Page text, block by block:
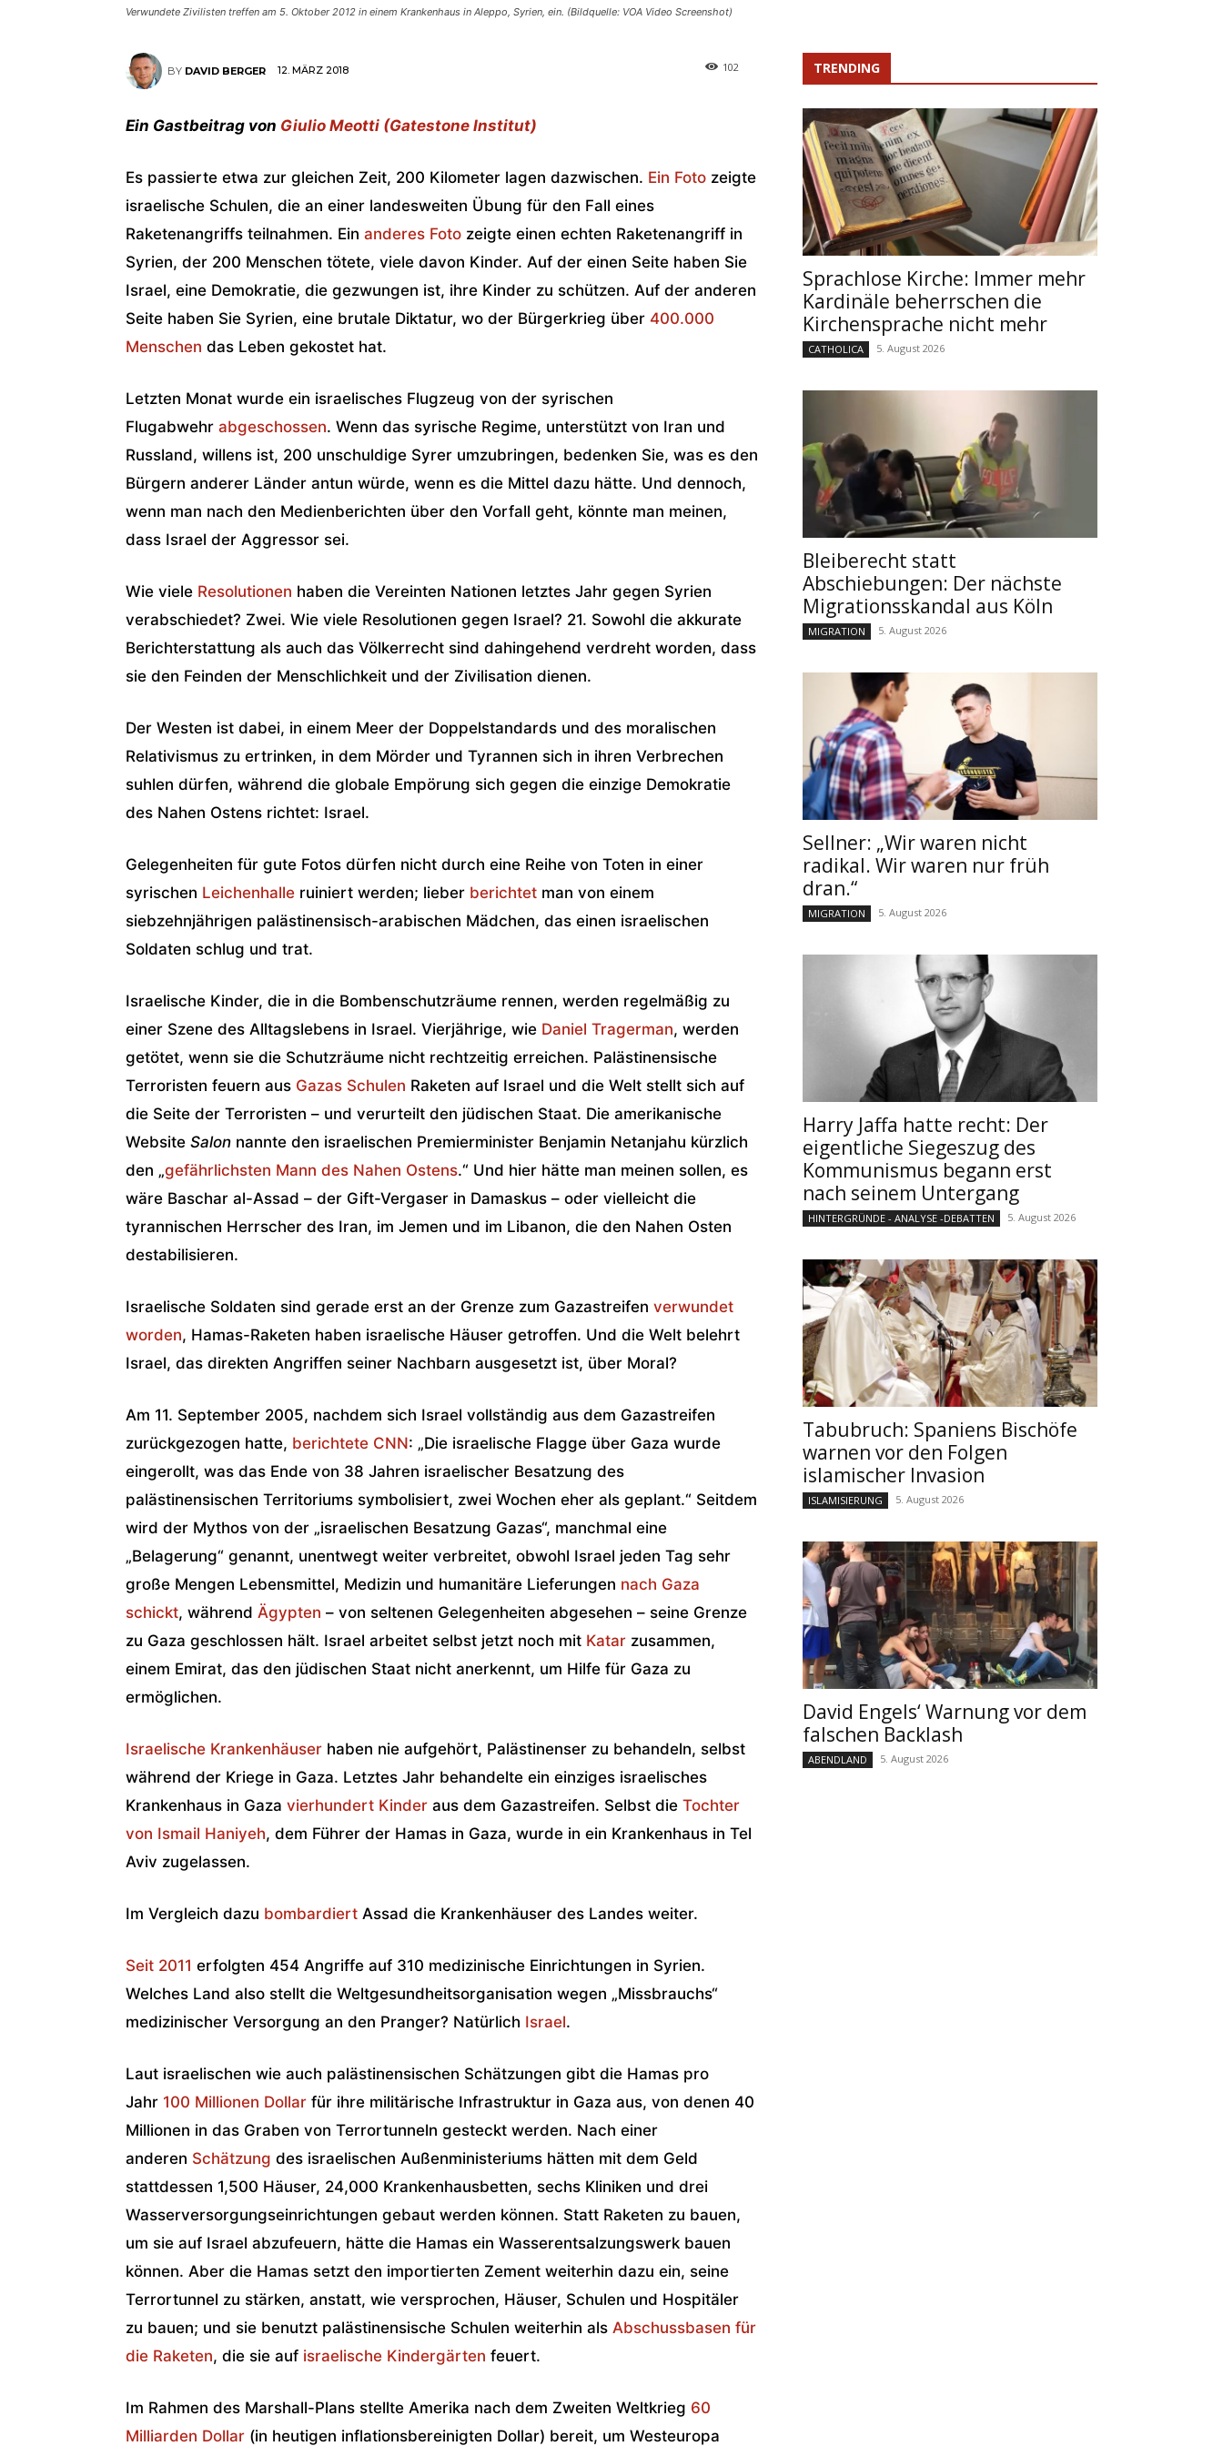
Verwundete Zivilisten treffen am 5. Oktober 2012 in einem Krankenhaus in Aleppo, Syrien, ein. (Bildquelle: VOA Video Screenshot)
BY DAVID BERGER 12. MÄRZ 2018 102
Ein Gastbeitrag von Giulio Meotti (Gatestone Institut)
Es passierte etwa zur gleichen Zeit, 200 Kilometer lagen dazwischen. Ein Foto zeigte
israelische Schulen, die an einer landesweiten Übung für den Fall eines
Raketenangriffs teilnahmen. Ein anderes Foto zeigte einen echten Raketenangriff in
Syrien, der 200 Menschen tötete, viele davon Kinder. Auf der einen Seite haben Sie
Israel, eine Demokratie, die gezwungen ist, ihre Kinder zu schützen. Auf der anderen
Seite haben Sie Syrien, eine brutale Diktatur, wo der Bürgerkrieg über 400.000
Menschen das Leben gekostet hat.
Letzten Monat wurde ein israelisches Flugzeug von der syrischen
Flugabwehr abgeschossen. Wenn das syrische Regime, unterstützt von Iran und
Russland, willens ist, 200 unschuldige Syrer umzubringen, bedenken Sie, was es den
Bürgern anderer Länder antun würde, wenn es die Mittel dazu hätte. Und dennoch,
wenn man nach den Medienberichten über den Vorfall geht, könnte man meinen,
dass Israel der Aggressor sei.
Wie viele Resolutionen haben die Vereinten Nationen letztes Jahr gegen Syrien
verabschiedet? Zwei. Wie viele Resolutionen gegen Israel? 21. Sowohl die akkurate
Berichterstattung als auch das Völkerrecht sind dahingehend verdreht worden, dass
sie den Feinden der Menschlichkeit und der Zivilisation dienen.
Der Westen ist dabei, in einem Meer der Doppelstandards und des moralischen
Relativismus zu ertrinken, in dem Mörder und Tyrannen sich in ihren Verbrechen
suhlen dürfen, während die globale Empörung sich gegen die einzige Demokratie
des Nahen Ostens richtet: Israel.
Gelegenheiten für gute Fotos dürfen nicht durch eine Reihe von Toten in einer
syrischen Leichenhalle ruiniert werden; lieber berichtet man von einem
siebzehnjährigen palästinensisch-arabischen Mädchen, das einen israelischen
Soldaten schlug und trat.
Israelische Kinder, die in die Bombenschutzräume rennen, werden regelmäßig zu
einer Szene des Alltagslebens in Israel. Vierjährige, wie Daniel Tragerman, werden
getötet, wenn sie die Schutzräume nicht rechtzeitig erreichen. Palästinensische
Terroristen feuern aus Gazas Schulen Raketen auf Israel und die Welt stellt sich auf
die Seite der Terroristen – und verurteilt den jüdischen Staat. Die amerikanische
Website Salon nannte den israelischen Premierminister Benjamin Netanjahu kürzlich
den „gefährlichsten Mann des Nahen Ostens.“ Und hier hätte man meinen sollen, es
wäre Baschar al-Assad – der Gift-Vergaser in Damaskus – oder vielleicht die
tyrannischen Herrscher des Iran, im Jemen und im Libanon, die den Nahen Osten
destabilisieren.
Israelische Soldaten sind gerade erst an der Grenze zum Gazastreifen verwundet
worden, Hamas-Raketen haben israelische Häuser getroffen. Und die Welt belehrt
Israel, das direkten Angriffen seiner Nachbarn ausgesetzt ist, über Moral?
Am 11. September 2005, nachdem sich Israel vollständig aus dem Gazastreifen
zurückgezogen hatte, berichtete CNN: „Die israelische Flagge über Gaza wurde
eingerollt, was das Ende von 38 Jahren israelischer Besatzung des
palästinensischen Territoriums symbolisiert, zwei Wochen eher als geplant.“ Seitdem
wird der Mythos von der „israelischen Besatzung Gazas“, manchmal eine
„Belagerung“ genannt, unentwegt weiter verbreitet, obwohl Israel jeden Tag sehr
große Mengen Lebensmittel, Medizin und humanitäre Lieferungen nach Gaza
schickt, während Ägypten – von seltenen Gelegenheiten abgesehen – seine Grenze
zu Gaza geschlossen hält. Israel arbeitet selbst jetzt noch mit Katar zusammen,
einem Emirat, das den jüdischen Staat nicht anerkennt, um Hilfe für Gaza zu
ermöglichen.
Israelische Krankenhäuser haben nie aufgehört, Palästinenser zu behandeln, selbst
während der Kriege in Gaza. Letztes Jahr behandelte ein einziges israelisches
Krankenhaus in Gaza vierhundert Kinder aus dem Gazastreifen. Selbst die Tochter
von Ismail Haniyeh, dem Führer der Hamas in Gaza, wurde in ein Krankenhaus in Tel
Aviv zugelassen.
Im Vergleich dazu bombardiert Assad die Krankenhäuser des Landes weiter.
Seit 2011 erfolgten 454 Angriffe auf 310 medizinische Einrichtungen in Syrien.
Welches Land also stellt die Weltgesundheitsorganisation wegen „Missbrauchs“
medizinischer Versorgung an den Pranger? Natürlich Israel.
Laut israelischen wie auch palästinensischen Schätzungen gibt die Hamas pro
Jahr 100 Millionen Dollar für ihre militärische Infrastruktur in Gaza aus, von denen 40
Millionen in das Graben von Terrortunneln gesteckt werden. Nach einer
anderen Schätzung des israelischen Außenministeriums hätten mit dem Geld
stattdessen 1,500 Häuser, 24,000 Krankenhausbetten, sechs Kliniken und drei
Wasserversorgungseinrichtungen gebaut werden können. Statt Raketen zu bauen,
um sie auf Israel abzufeuern, hätte die Hamas ein Wasserentsalzungswerk bauen
können. Aber die Hamas setzt den importierten Zement weiterhin dazu ein, seine
Terrortunnel zu stärken, anstatt, wie versprochen, Häuser, Schulen und Hospitäler
zu bauen; und sie benutzt palästinensische Schulen weiterhin als Abschussbasen für
die Raketen, die sie auf israelische Kindergärten feuert.
Im Rahmen des Marshall-Plans stellte Amerika nach dem Zweiten Weltkrieg 60
Milliarden Dollar (in heutigen inflationsbereinigten Dollar) bereit, um Westeuropa
TRENDING
Sprachlose Kirche: Immer mehr
Kardinäle beherrschen die
Kirchensprache nicht mehr
CATHOLICA 5. August 2026
Bleiberecht statt
Abschiebungen: Der nächste
Migrationsskandal aus Köln
MIGRATION 5. August 2026
Sellner: „Wir waren nicht
radikal. Wir waren nur früh
dran.“
MIGRATION 5. August 2026
Harry Jaffa hatte recht: Der
eigentliche Siegeszug des
Kommunismus begann erst
nach seinem Untergang
HINTERGRÜNDE - ANALYSE -DEBATTEN 5. August 2026
Tabubruch: Spaniens Bischöfe
warnen vor den Folgen
islamischer Invasion
ISLAMISIERUNG 5. August 2026
David Engels‘ Warnung vor dem
falschen Backlash
ABENDLAND 5. August 2026